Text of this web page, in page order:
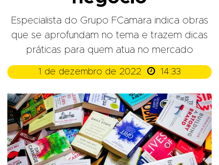
Especialista do Grupo FCamara indica obras
que se aprofundam no tema e trazem dicas
práticas para quem atua no mercado
1 de dezembro de 2022  14:33